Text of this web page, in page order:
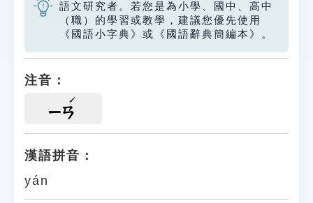
語文研究者。若您是為小學、國中、高中
（職）的學習或教學，建議您優先使用
《國語小字典》或《國語辭典簡編本》。
注音：
ㄧㄢ
漢語拼音：
yán